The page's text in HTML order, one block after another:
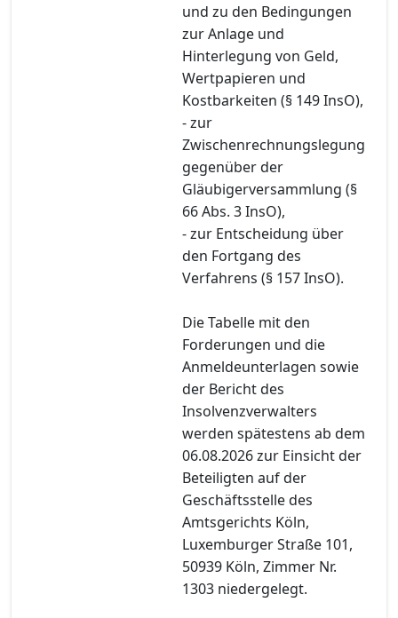
und zu den Bedingungen
zur Anlage und
Hinterlegung von Geld,
Wertpapieren und
Kostbarkeiten (§ 149 InsO),
- zur
Zwischenrechnungslegung
gegenüber der
Gläubigerversammlung (§
66 Abs. 3 InsO),
- zur Entscheidung über
den Fortgang des
Verfahrens (§ 157 InsO).
Die Tabelle mit den
Forderungen und die
Anmeldeunterlagen sowie
der Bericht des
Insolvenzverwalters
werden spätestens ab dem
06.08.2026 zur Einsicht der
Beteiligten auf der
Geschäftsstelle des
Amtsgerichts Köln,
Luxemburger Straße 101,
50939 Köln, Zimmer Nr.
1303 niedergelegt.